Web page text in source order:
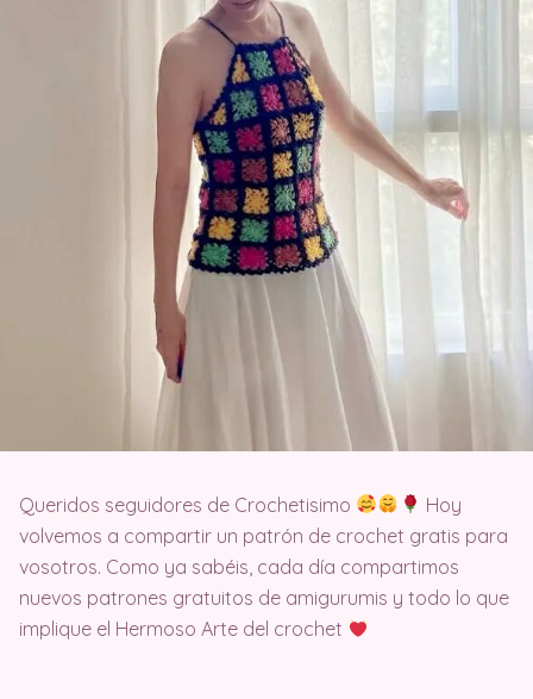
Queridos seguidores de Crochetisimo
Hoy
volvemos a compartir un patrón de crochet gratis para
vosotros. Como ya sabéis, cada día compartimos
nuevos patrones gratuitos de amigurumis y todo lo que
implique el Hermoso Arte del crochet